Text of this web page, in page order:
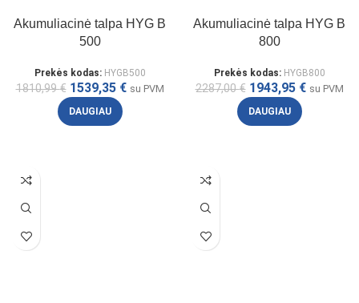
Akumuliacinė talpa HYG B
500
Prekės kodas: HYGB500
1810,99€ 1539,35 € su PVM
DAUGIAU
Akumuliacinė talpa HYG B
800
Prekės kodas: HYGB800
2287,00€ 1943,95 € su PVM
DAUGIAU